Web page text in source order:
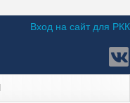
Вход на сайт для РКК